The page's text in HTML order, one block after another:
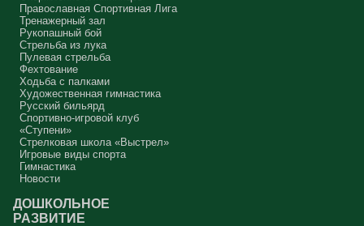
Православная Спортивная Лига
Тренажерный зал
Рукопашный бой
Стрельба из лука
Пулевая стрельба
Фехтование
Ходьба с палками
Художественная гимнастика
Русский бильярд
Спортивно-игровой клуб
«Ступени»
Стрелковая школа «Выстрел»
Игровые виды спорта
Гимнастика
Новости
ДОШКОЛЬНОЕ
РАЗВИТИЕ